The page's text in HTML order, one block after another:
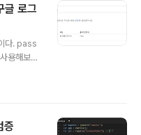
로그
다. pass
용해보니
를
치하는